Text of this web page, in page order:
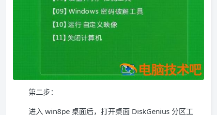
第二步：
进入 win8pe 桌面后，打开桌面 DiskGenius 分区工